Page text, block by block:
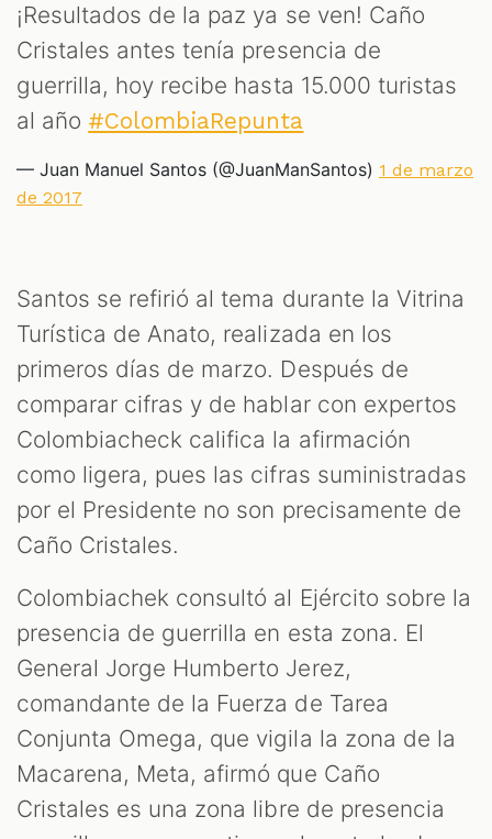
¡Resultados de la paz ya se ven! Caño
Cristales antes tenía presencia de
guerrilla, hoy recibe hasta 15.000 turistas
al año #ColombiaRepunta
— Juan Manuel Santos (@JuanManSantos) 1 de marzo
de 2017
Santos se refirió al tema durante la Vitrina
Turística de Anato, realizada en los
primeros días de marzo. Después de
comparar cifras y de hablar con expertos
Colombiacheck califica la afirmación
como ligera, pues las cifras suministradas
por el Presidente no son precisamente de
Caño Cristales.
Colombiachek consultó al Ejército sobre la
presencia de guerrilla en esta zona. El
General Jorge Humberto Jerez,
comandante de la Fuerza de Tarea
Conjunta Omega, que vigila la zona de la
Macarena, Meta, afirmó que Caño
Cristales es una zona libre de presencia